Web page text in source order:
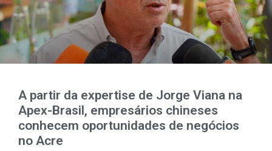
A partir da expertise de Jorge Viana na
Apex-Brasil, empresários chineses
conhecem oportunidades de negócios
no Acre